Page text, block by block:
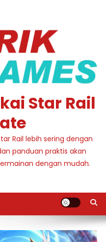
Star Rail
Rail lebih sering dengan
panduan praktis akan
dengan mudah.